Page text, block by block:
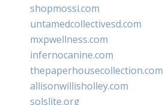
shopmossi.com
untamedcollectivesd.com
mxpwellness.com
infernocanine.com
thepaperhousecollection.com
allisonwillisholley.com
solslite.org